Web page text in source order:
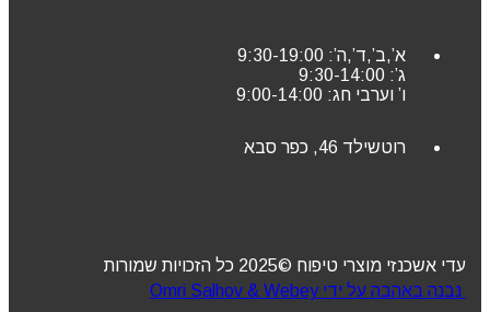
א’,ב’,ד’,ה’: 9:30-19:00
ג’: 9:30-14:00
ו’ וערבי חג: 9:00-14:00
רוטשילד 46, כפר סבא
עדי אשכנזי מוצרי טיפוח ©2025 כל הזכויות שמורות
נבנה באהבה על ידי Omri Salhov & Webey